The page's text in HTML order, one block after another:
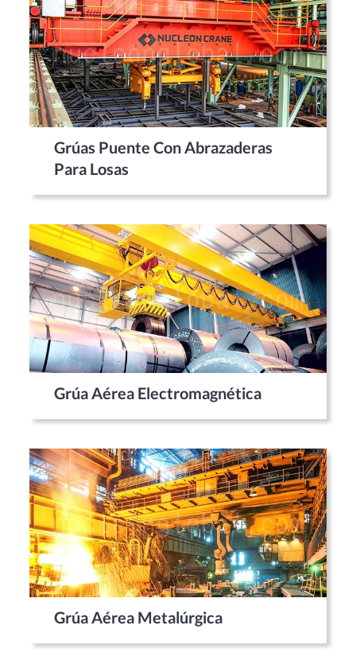
Grúas Puente Con Abrazaderas
Para Losas
Grúa Aérea Electromagnética
Grúa Aérea Metalúrgica